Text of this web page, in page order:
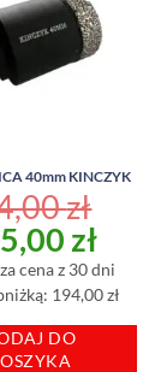
40mm KINCZYK
zł
zł.
zł
cena
cena z 30 dni
194,00 zł
DO